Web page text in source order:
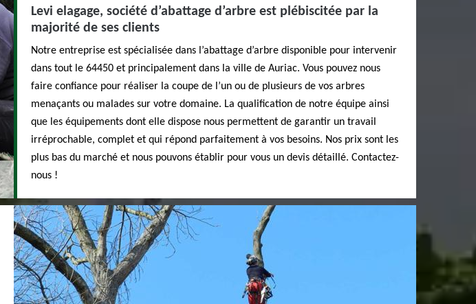
Levi elagage, société d’abattage d’arbre est plébiscitée par la
majorité de ses clients
Notre entreprise est spécialisée dans l’abattage d’arbre disponible pour intervenir
dans tout le 64450 et principalement dans la ville de Auriac. Vous pouvez nous
faire confiance pour réaliser la coupe de l’un ou de plusieurs de vos arbres
menaçants ou malades sur votre domaine. La qualification de notre équipe ainsi
que les équipements dont elle dispose nous permettent de garantir un travail
irréprochable, complet et qui répond parfaitement à vos besoins. Nos prix sont les
plus bas du marché et nous pouvons établir pour vous un devis détaillé. Contactez-
nous !